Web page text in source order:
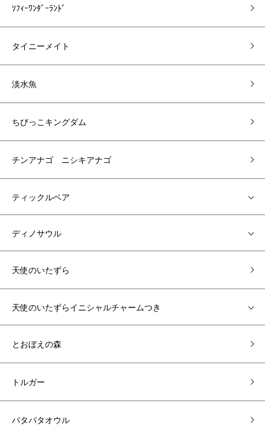
ｿﾌｨｰﾜﾝﾀﾞｰﾗﾝﾄﾞ
タイニーメイト
淡水魚
ちびっこキングダム
チンアナゴ ニシキアナゴ
ティックルベア
ディノサウル
天使のいたずら
天使のいたずらイニシャルチャームつき
とおぼえの森
トルガー
パタパタオウル